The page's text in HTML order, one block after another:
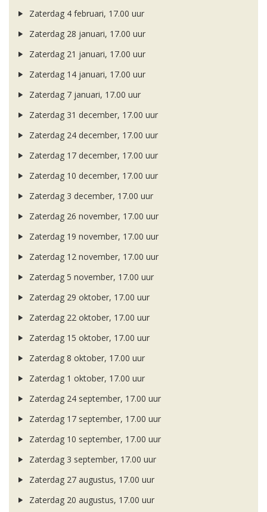
Zaterdag 4 februari, 17.00 uur
Zaterdag 28 januari, 17.00 uur
Zaterdag 21 januari, 17.00 uur
Zaterdag 14 januari, 17.00 uur
Zaterdag 7 januari, 17.00 uur
Zaterdag 31 december, 17.00 uur
Zaterdag 24 december, 17.00 uur
Zaterdag 17 december, 17.00 uur
Zaterdag 10 december, 17.00 uur
Zaterdag 3 december, 17.00 uur
Zaterdag 26 november, 17.00 uur
Zaterdag 19 november, 17.00 uur
Zaterdag 12 november, 17.00 uur
Zaterdag 5 november, 17.00 uur
Zaterdag 29 oktober, 17.00 uur
Zaterdag 22 oktober, 17.00 uur
Zaterdag 15 oktober, 17.00 uur
Zaterdag 8 oktober, 17.00 uur
Zaterdag 1 oktober, 17.00 uur
Zaterdag 24 september, 17.00 uur
Zaterdag 17 september, 17.00 uur
Zaterdag 10 september, 17.00 uur
Zaterdag 3 september, 17.00 uur
Zaterdag 27 augustus, 17.00 uur
Zaterdag 20 augustus, 17.00 uur